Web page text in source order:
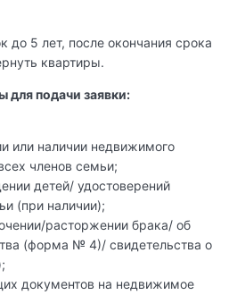
до 5 лет, после окончания срока
квартиры.
для подачи заявки:
или наличии недвижимого
членов семьи;
детей/ удостоверений
(при наличии);
расторжении брака/ об
(форма № 4)/ свидетельства о
документов на недвижимое